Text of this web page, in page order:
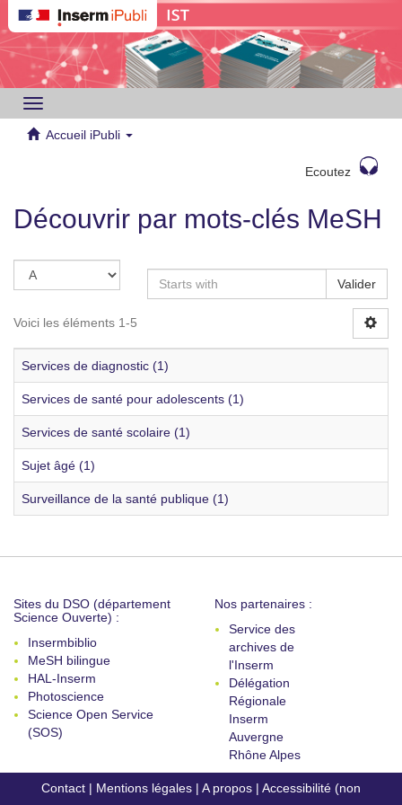
Toggle
navigation
Accueil iPubli
Ecoutez
Découvrir par mots-clés MeSH
Valider
Voici les éléments 1-5
Services de diagnostic (1)
Services de santé pour adolescents (1)
Services de santé scolaire (1)
Sujet âgé (1)
Surveillance de la santé publique (1)
Sites du DSO (département
Science Ouverte) :
Insermbiblio
MeSH bilingue
HAL-Inserm
Photoscience
Science Open Service
(SOS)
Nos partenaires :
Service des
archives de
l'Inserm
Délégation
Régionale
Inserm
Auvergne
Rhône Alpes
Contact | Mentions légales | A propos | Accessibilité (non